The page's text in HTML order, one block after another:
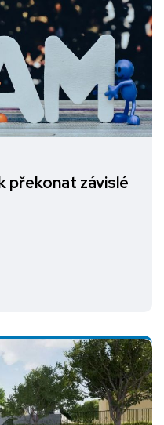
překonat závislé